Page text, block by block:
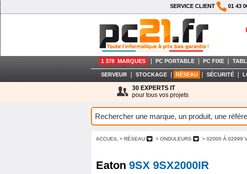
SERVICE CLIENT 01 43
1 378 MARQUES PC PORTABLE PC FIXE
SERVEUR STOCKAGE RÉSEAU SÉCURITÉ
30 EXPERTS IT
pour tous vos projets
ACCUEIL > RÉSEAU > ONDULEURS > 02000 À 02999
Eaton 9SX 9SX2000IR